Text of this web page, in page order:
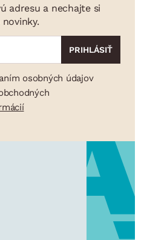
adresu a nechajte si
osobných údajov